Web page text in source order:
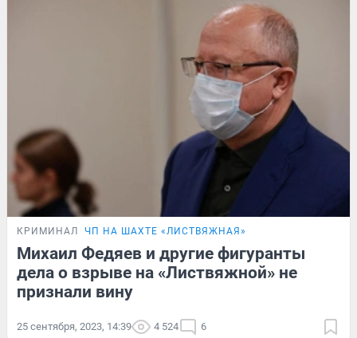
КРИМИНАЛ ЧП НА ШАХТЕ «ЛИСТВЯЖНАЯ»
Михаил Федяев и другие фигуранты
дела о взрыве на «Листвяжной» не
признали вину
25 сентября, 2023, 14:39 4 524 6